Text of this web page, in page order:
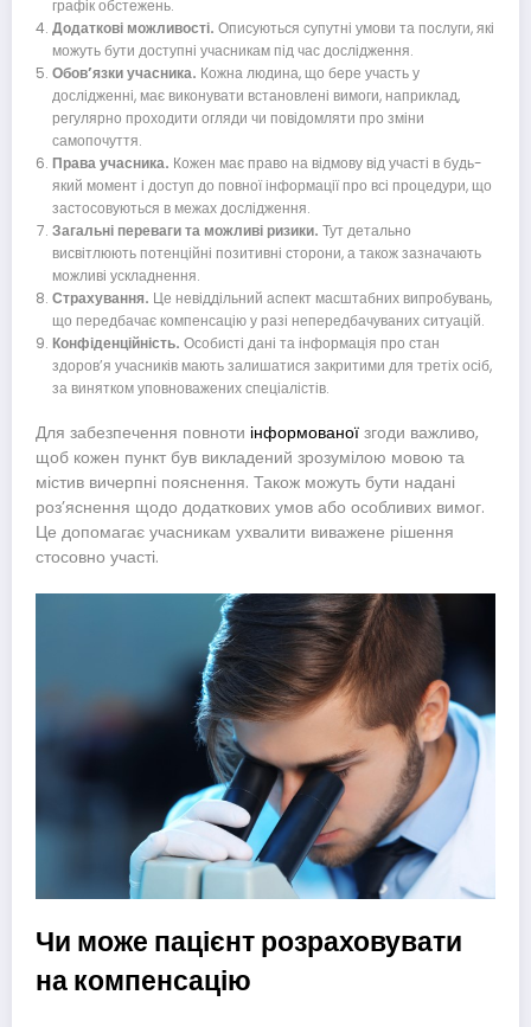
графік обстежень.
Додаткові можливості. Описуються супутні умови та послуги, які
можуть бути доступні учасникам під час дослідження.
Обов’язки учасника. Кожна людина, що бере участь у
дослідженні, має виконувати встановлені вимоги, наприклад,
регулярно проходити огляди чи повідомляти про зміни
самопочуття.
Права учасника. Кожен має право на відмову від участі в будь-
який момент і доступ до повної інформації про всі процедури, що
застосовуються в межах дослідження.
Загальні переваги та можливі ризики. Тут детально
висвітлюють потенційні позитивні сторони, а також зазначають
можливі ускладнення.
Страхування. Це невіддільний аспект масштабних випробувань,
що передбачає компенсацію у разі непередбачуваних ситуацій.
Конфіденційність. Особисті дані та інформація про стан
здоров’я учасників мають залишатися закритими для третіх осіб,
за винятком уповноважених спеціалістів.
Для забезпечення повноти інформованої згоди важливо,
щоб кожен пункт був викладений зрозумілою мовою та
містив вичерпні пояснення. Також можуть бути надані
роз’яснення щодо додаткових умов або особливих вимог.
Це допомагає учасникам ухвалити виважене рішення
стосовно участі.
Чи може пацієнт розраховувати
на компенсацію